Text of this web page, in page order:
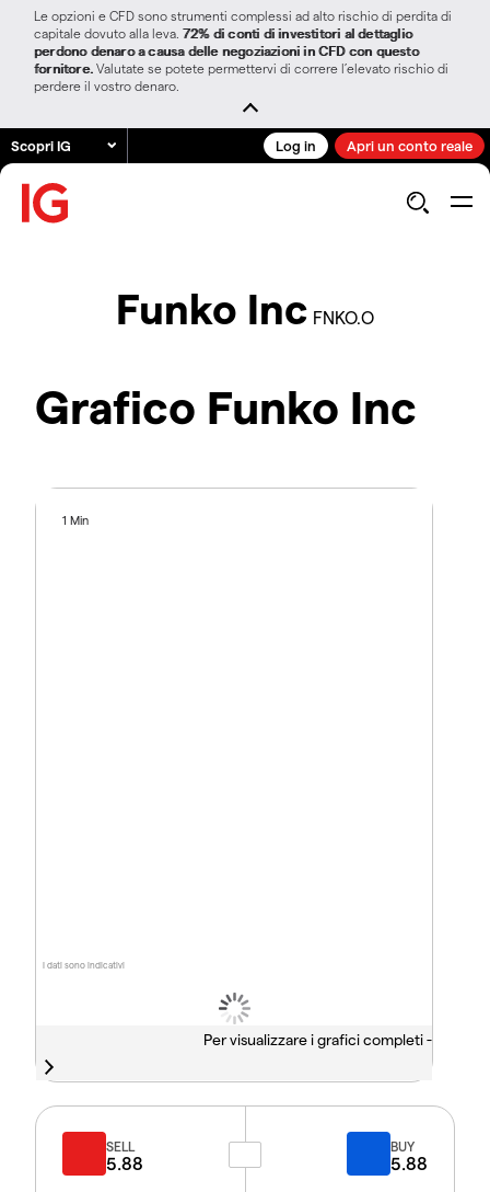
Le opzioni e CFD sono strumenti complessi ad alto rischio di perdita di
capitale dovuto alla leva. 72% di conti di investitori al dettaglio
perdono denaro a causa delle negoziazioni in CFD con questo
fornitore. Valutate se potete permettervi di correre l’elevato rischio di
perdere il vostro denaro.
Scopri IG Log in Apri un conto reale
Funko Inc FNKO.O
Grafico Funko Inc
I dati sono indicativi
1 Min
Per visualizzare i grafici completi -
SELL
5.88
BUY
5.88